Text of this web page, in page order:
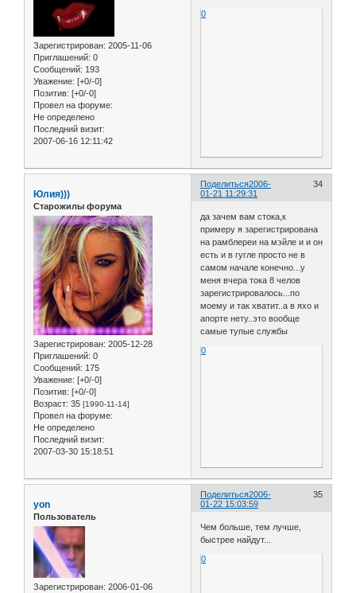
Зарегистрирован: 2005-11-06
Приглашений: 0
Сообщений: 193
Уважение: [+0/-0]
Позитив: [+0/-0]
Провел на форуме:
Не определено
Последний визит:
2007-06-16 12:11:42
0
Поделиться 34
2006-
01-21 11:29:31
Юлия)))
Старожилы форума
Зарегистрирован: 2005-12-28
Приглашений: 0
Сообщений: 175
Уважение: [+0/-0]
Позитив: [+0/-0]
Возраст: 35 [1990-11-14]
Провел на форуме:
Не определено
Последний визит:
2007-03-30 15:18:51
да зачем вам стока,к
примеру я зарегистрирована
на рамблереи на мэйле и и он
есть и в гугле просто не в
самом начале конечно...у
меня вчера тока 8 челов
зарегистрировалось...по
моему и так хватит..а в яхо и
апорте нету..это вообще
самые тупые службы
0
Поделиться 35
2006-
01-22 15:03:59
yon
Пользователь
Зарегистрирован: 2006-01-06
Чем больше, тем лучше,
быстрее найдут...
0